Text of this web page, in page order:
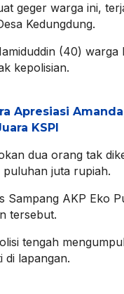
geger warga ini,
Kedungdung.
(40) warga
kepolisian.
Apresiasi
KSPI
dua orang tak
juta rupiah.
Sampang AKP Eko
tersebut.
tengah
di lapangan.